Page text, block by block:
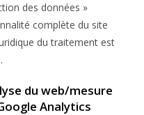
des données »
complète du site
du traitement est
du web/mesure
Analytics